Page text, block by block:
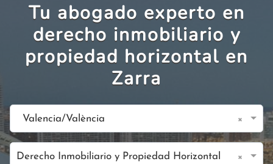
Tu abogado experto en
derecho inmobiliario y
propiedad horizontal en
Zarra
Valencia/València ×
Derecho Inmobiliario y Propiedad Horizontal ×